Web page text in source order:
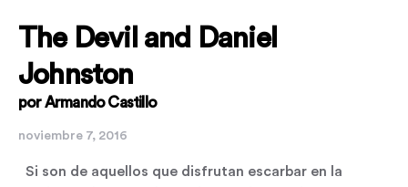
The Devil and Daniel
Johnston
por Armando Castillo
noviembre 7, 2016
Si son de aquellos que disfrutan escarbar en la